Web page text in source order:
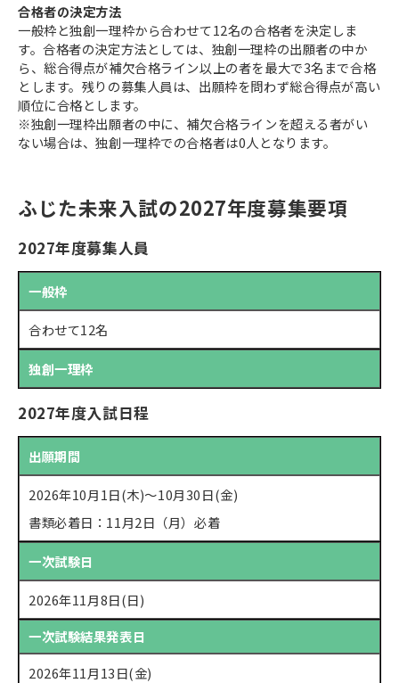
合格者の決定方法
一般枠と独創一理枠から合わせて12名の合格者を決定しま
す。合格者の決定方法としては、独創一理枠の出願者の中か
ら、総合得点が補欠合格ライン以上の者を最大で3名まで合格
とします。残りの募集人員は、出願枠を問わず総合得点が高い
順位に合格とします。
※独創一理枠出願者の中に、補欠合格ラインを超える者がい
ない場合は、独創一理枠での合格者は0人となります。
ふじた未来入試の2027年度募集要項
2027年度募集人員
一般枠
合わせて12名
独創一理枠
2027年度入試日程
出願期間
2026年10月1日(木)～10月30日(金)
書類必着日：11月2日（月）必着
一次試験日
2026年11月8日(日)
一次試験結果発表日
2026年11月13日(金)